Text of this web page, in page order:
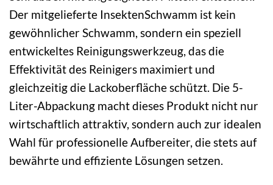
Der mitgelieferte InsektenSchwamm ist kein
gewöhnlicher Schwamm, sondern ein speziell
entwickeltes Reinigungswerkzeug, das die
Effektivität des Reinigers maximiert und
gleichzeitig die Lackoberfläche schützt. Die 5-
Liter-Abpackung macht dieses Produkt nicht nur
wirtschaftlich attraktiv, sondern auch zur idealen
Wahl für professionelle Aufbereiter, die stets auf
bewährte und effiziente Lösungen setzen.